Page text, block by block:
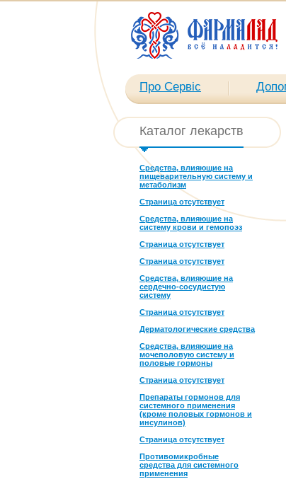
Про Сервіс
Каталог лекарств
Средства, влияющие на
пищеварительную систему и
метаболизм
Страница отсутствует
Средства, влияющие на
систему крови и гемопоэз
Страница отсутствует
Страница отсутствует
Средства, влияющие на
сердечно-сосудистую
систему
Страница отсутствует
Дерматологические средства
Средства, влияющие на
мочеполовую систему и
половые гормоны
Страница отсутствует
Препараты гормонов для
системного применения
(кроме половых гормонов и
инсулинов)
Страница отсутствует
Противомикробные
средства для системного
применения